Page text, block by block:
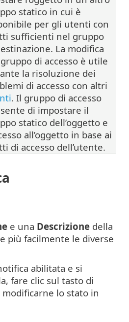
statico in cui è
per gli utenti con
sufficienti nel gruppo
La modifica
di accesso è utile
la risoluzione dei
di accesso con altri
. Il gruppo di accesso
di impostare il
statico dell’oggetto e
all’oggetto in base ai
di accesso dell’utente.
e una Descrizione della
più facilmente le diverse
abilitata e si
fare clic sul tasto di
modificarne lo stato in